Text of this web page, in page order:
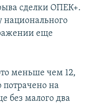
сделки ОПЕК+.
национального
еще
меньше чем 12,
потрачено на
без малого два